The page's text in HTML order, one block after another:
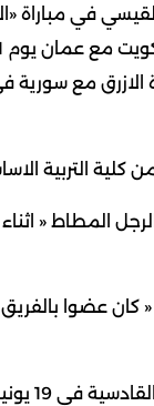
التربية
الرجل المطاط «
يونيو 2000.